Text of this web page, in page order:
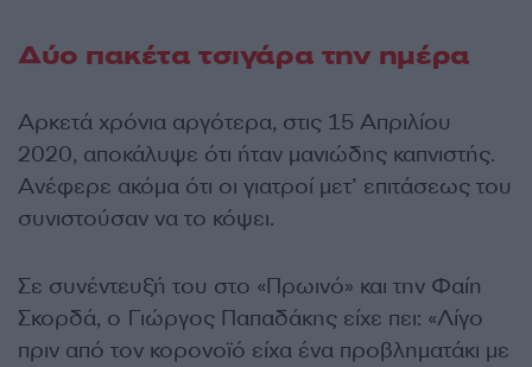
Δύο πακέτα τσιγάρα την ημέρα
Αρκετά χρόνια αργότερα, στις 15 Απριλίου
2020, αποκάλυψε ότι ήταν μανιώδης καπνιστής.
Ανέφερε ακόμα ότι οι γιατροί μετ’ επιτάσεως του
συνιστούσαν να το κόψει.
Σε συνέντευξή του στο «Πρωινό» και την Φαίη
Σκορδά, ο Γιώργος Παπαδάκης είχε πει: «Λίγο
πριν από τον κορονοϊό είχα ένα προβληματάκι με